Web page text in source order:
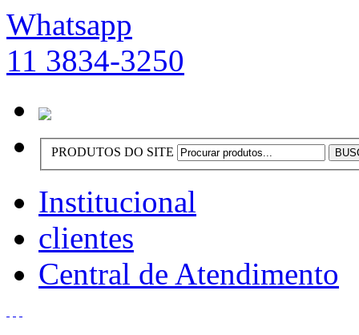
Whatsapp
11 3834-3250
PRODUTOS DO SITE
Institucional
clientes
Central de Atendimento